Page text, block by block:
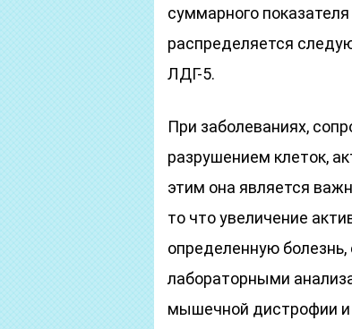
суммарного
распределяется
ЛДГ-5.
При заболеваниях,
разрушением клеток,
этим она является
то что увеличение
определенную
лабораторными
мышечной дистрофии